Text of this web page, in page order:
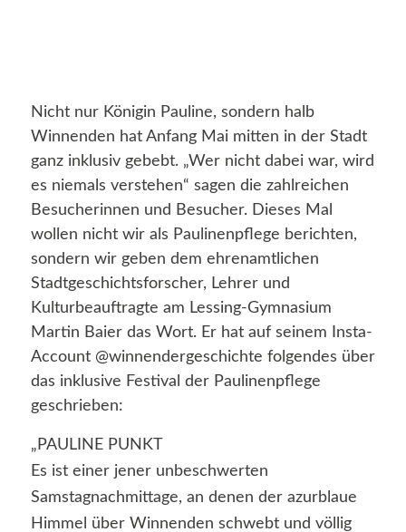
Nicht nur Königin Pauline, sondern halb
Winnenden hat Anfang Mai mitten in der Stadt
ganz inklusiv gebebt. „Wer nicht dabei war, wird
es niemals verstehen“ sagen die zahlreichen
Besucherinnen und Besucher. Dieses Mal
wollen nicht wir als Paulinenpflege berichten,
sondern wir geben dem ehrenamtlichen
Stadtgeschichtsforscher, Lehrer und
Kulturbeauftragte am Lessing-Gymnasium
Martin Baier das Wort. Er hat auf seinem Insta-
Account @winnendergeschichte folgendes über
das inklusive Festival der Paulinenpflege
geschrieben:
„PAULINE PUNKT
Es ist einer jener unbeschwerten
Samstagnachmittage, an denen der azurblaue
Himmel über Winnenden schwebt und völlig